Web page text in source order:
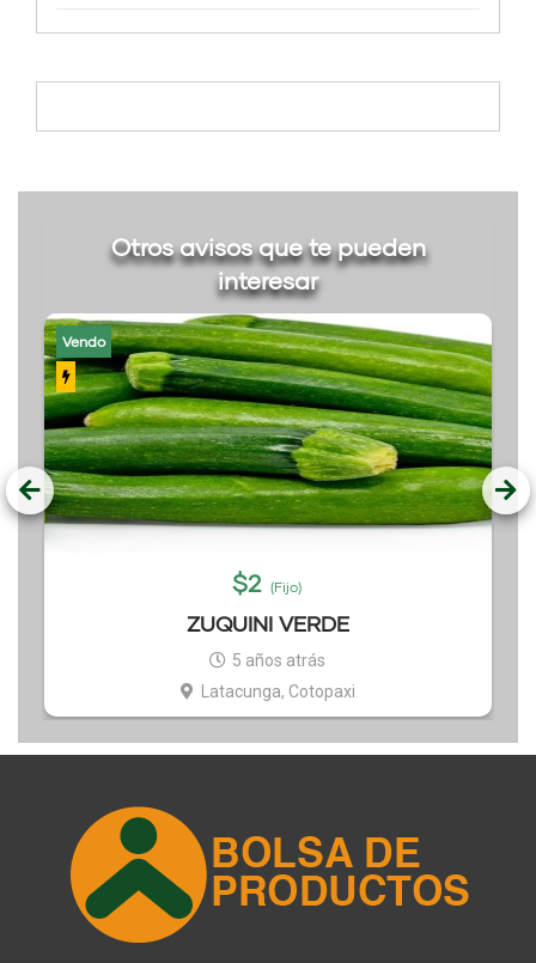
Otros avisos que te pueden
interesar
Vendo
$2 (Fijo)
ZUQUINI VERDE
5 años atrás
Latacunga, Cotopaxi